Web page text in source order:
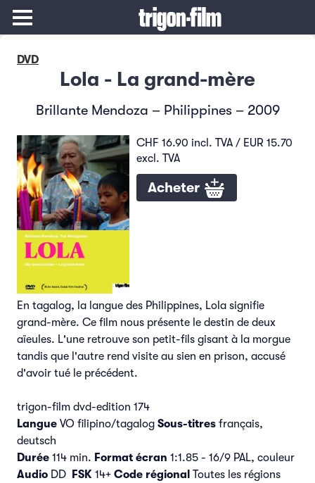
DVD
Lola - La grand-mère
Brillante Mendoza – Philippines – 2009
CHF 16.90 incl. TVA / EUR 15.70
excl. TVA
Acheter
En tagalog, la langue des Philippines, Lola signifie
grand-mère. Ce film nous présente le destin de deux
aïeules. L'une retrouve son petit-fils gisant à la morgue
tandis que l'autre rend visite au sien en prison, accusé
d'avoir tué le précédent.
trigon-film dvd-edition 174
Langue VO filipino/tagalog Sous-titres français,
deutsch
Durée 114 min. Format écran 1:1.85 - 16/9 PAL, couleur
Audio DD FSK 14+ Code régional Toutes les régions